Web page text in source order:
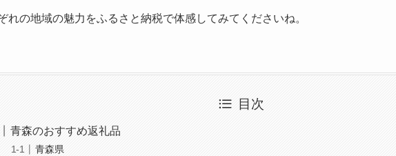
れの地域の魅力をふるさと納税で体感してみてくださいね。
目次
青森のおすすめ返礼品
青森県